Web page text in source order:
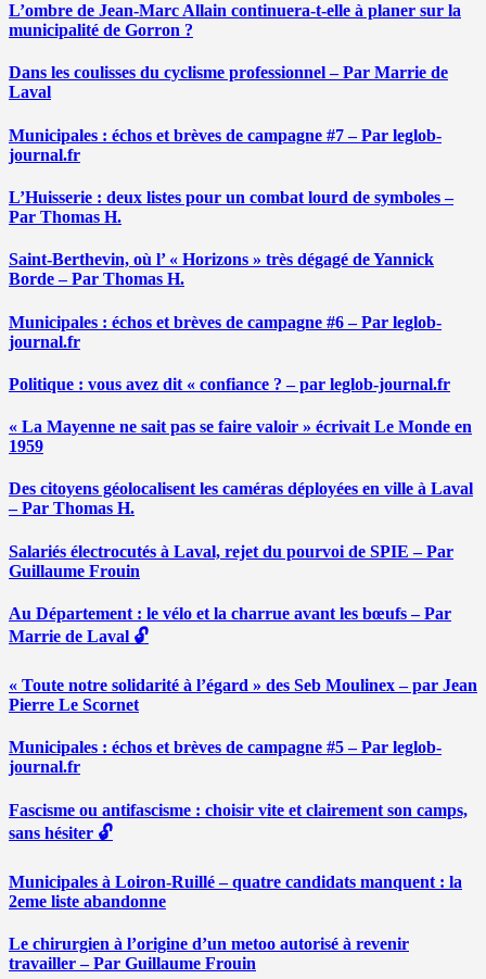
L’ombre de Jean-Marc Allain continuera-t-elle à planer sur la
municipalité de Gorron ?
Dans les coulisses du cyclisme professionnel – Par Marrie de
Laval
Municipales : échos et brèves de campagne #7 – Par leglob-
journal.fr
L’Huisserie : deux listes pour un combat lourd de symboles –
Par Thomas H.
Saint-Berthevin, où l’ « Horizons » très dégagé de Yannick
Borde – Par Thomas H.
Municipales : échos et brèves de campagne #6 – Par leglob-
journal.fr
Politique : vous avez dit « confiance ? – par leglob-journal.fr
« La Mayenne ne sait pas se faire valoir » écrivait Le Monde en
1959
Des citoyens géolocalisent les caméras déployées en ville à Laval
– Par Thomas H.
Salariés électrocutés à Laval, rejet du pourvoi de SPIE – Par
Guillaume Frouin
Au Département : le vélo et la charrue avant les bœufs – Par
Marrie de Laval 🔓
« Toute notre solidarité à l’égard » des Seb Moulinex – par Jean
Pierre Le Scornet
Municipales : échos et brèves de campagne #5 – Par leglob-
journal.fr
Fascisme ou antifascisme : choisir vite et clairement son camps,
sans hésiter 🔓
Municipales à Loiron-Ruillé – quatre candidats manquent : la
2eme liste abandonne
Le chirurgien à l’origine d’un metoo autorisé à revenir
travailler – Par Guillaume Frouin